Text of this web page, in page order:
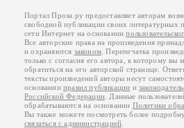
Портал Проза.ру предоставляет авторам
свободной публикации своих литературных
сети Интернет на основании
Все авторские права на произведения
и охраняются законом . Перепечатка
только с согласия его автора, к которому вы
обратиться на его авторской странице.
тексты произведений авторы несут
основанииправил публикации и
Российской Федерации . Данные
обрабатываются на основании Политики
Вы также можете посмотреть более
связаться с администрацией